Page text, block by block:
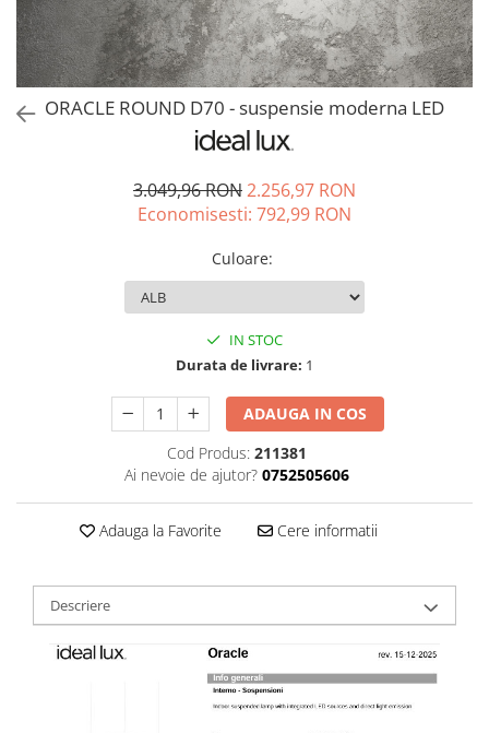
ORACLE ROUND D70 - suspensie moderna LED
3.049,96 RON2.256,97 RON
Economisesti: 792,99 RON
Culoare:
IN STOC
Durata de livrare: 1
ADAUGA IN COS
Cod Produs: 211381
Ai nevoie de ajutor? 0752505606
Adauga la Favorite Cere informatii
Descriere